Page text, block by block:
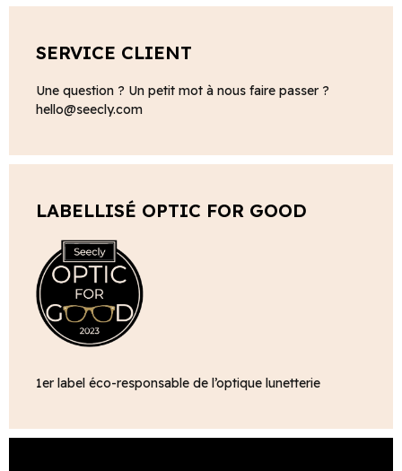
SERVICE CLIENT
Une question ? Un petit mot à nous faire passer ?
hello@seecly.com
LABELLISÉ OPTIC FOR GOOD
1er label éco-responsable de l’optique lunetterie